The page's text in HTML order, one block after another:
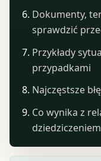
Dokumenty,
sprawdzić
Przykłady
przypadkami
Najczęstsze
Co wynika z